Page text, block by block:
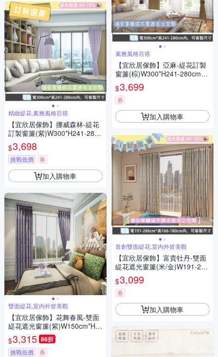
精緻緹花,素雅風格百搭
【宜欣居傢飾】挪威森林-緹花
訂製窗簾(紫)W300*H241-280c
m以內*2片/台灣製MIT
$3,698
挑戰低價 券
加入購物車
雙面緹花,室內外皆美觀
【宜欣居傢飾】花舞春風-雙面
緹花遮光窗簾(紫)W150cm*H2
30cm*2片/遮光/摺景/落地窗簾/
台灣製MIT
$3,315 86折
挑戰低價 券
素雅風格百搭
【宜欣居傢飾】亞麻-緹花訂製
窗簾(棕)W300*H241-280cm以
內*2片/台灣製MIT
$3,699
券
加入購物車
首創雙面緹花,室內外皆美觀
【宜欣居傢飾】富貴牡丹-雙面
緹花遮光窗簾(米/金)W191-280
*H166-180cm以內(可指定尺
寸)*2片/遮光/摺景/半腰/窗簾/台
灣製MIT
$3,099
券
加入購物車